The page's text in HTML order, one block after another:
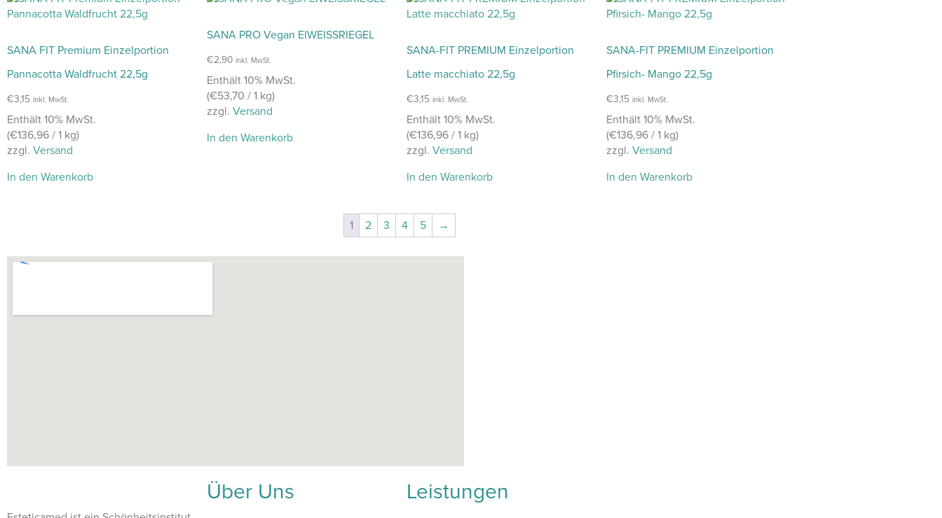
SANA FIT Premium Einzelportion
Pannacotta Waldfrucht 22,5g
€3,15 inkl. MwSt.
Enthält 10% MwSt.
(€136,96 / 1 kg)
zzgl. Versand
In den Warenkorb
SANA PRO Vegan EIWEISSRIEGEL
€2,90 inkl. MwSt.
Enthält 10% MwSt.
(€53,70 / 1 kg)
zzgl. Versand
In den Warenkorb
SANA-FIT PREMIUM Einzelportion
Latte macchiato 22,5g
€3,15 inkl. MwSt.
Enthält 10% MwSt.
(€136,96 / 1 kg)
zzgl. Versand
In den Warenkorb
SANA-FIT PREMIUM Einzelportion
Pfirsich- Mango 22,5g
€3,15 inkl. MwSt.
Enthält 10% MwSt.
(€136,96 / 1 kg)
zzgl. Versand
In den Warenkorb
1 2 3 4 5 →
Über Uns Leistungen